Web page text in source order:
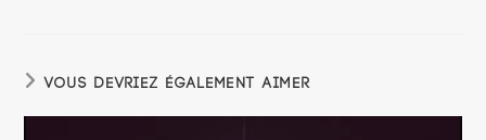
VOUS DEVRIEZ ÉGALEMENT AIMER